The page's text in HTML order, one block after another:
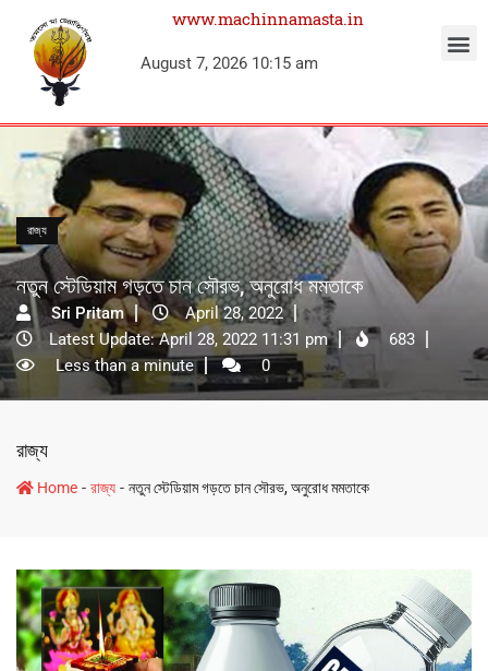
www.machinnamasta.in
August 7, 2026 10:15 am
রাজ্য
নতুন স্টেডিয়াম গড়তে চান সৌরভ, অনুরোধ মমতাকে
Sri Pritam
April 28, 2022
Latest Update: April 28, 2022 11:31 pm
683
Less than a minute
0
রাজ্য
Home - রাজ্য - নতুন স্টেডিয়াম গড়তে চান সৌরভ, অনুরোধ মমতাকে